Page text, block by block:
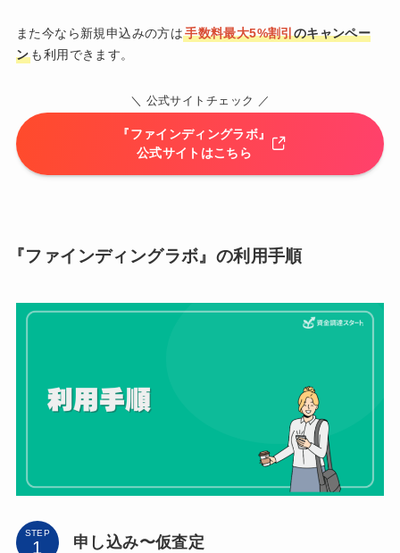
また今なら新規申込みの方は手数料最大5%割引のキャンペー
ン も利用できます。
＼ 公式サイトチェック ／
『ファインディングラボ』
公式サイトはこちら
『ファインディングラボ』の利用手順
STEP
申し込み〜仮査定